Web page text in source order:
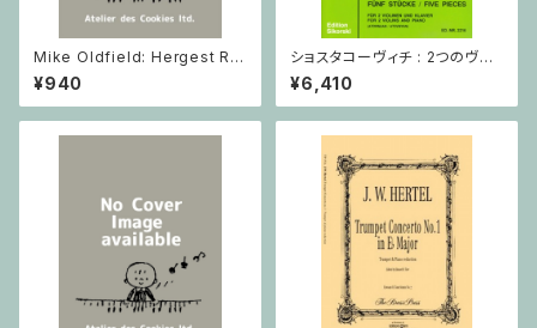
Mike Oldfield: Hergest Rid
ge / ピアノ
¥940
ショスタコーヴィチ : 2つのヴァ
イオリンとピアノのための 5つの
小品 / ヴァイオリン2とピアノ
¥6,410